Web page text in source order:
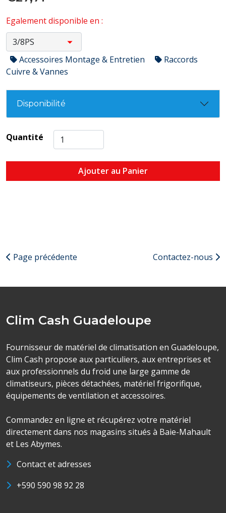
Egalement disponible en :
Accessoires Montage & Entretien
Raccords
Cuivre & Vannes
Disponibilité
Quantité
Ajouter au Panier
Page précédente Contactez-nous
Clim Cash Guadeloupe
Fournisseur de matériel de climatisation en Guadeloupe,
Clim Cash propose aux particuliers, aux entreprises et
aux professionnels du froid une large gamme de
climatiseurs, pièces détachées, matériel frigorifique,
équipements de ventilation et accessoires.
Commandez en ligne et récupérez votre matériel
directement dans nos magasins situés à Baie-Mahault
et Les Abymes.
Contact et adresses
+590 590 98 92 28